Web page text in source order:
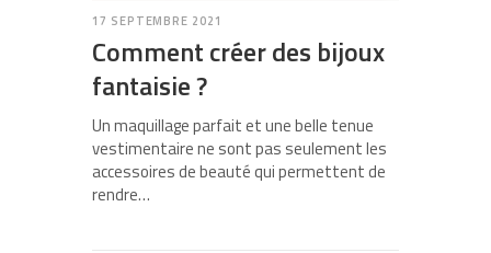
17 SEPTEMBRE 2021
Comment créer des bijoux
fantaisie ?
Un maquillage parfait et une belle tenue
vestimentaire ne sont pas seulement les
accessoires de beauté qui permettent de
rendre…